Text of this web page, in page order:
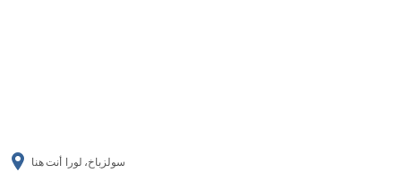
أنت هنا سولزباخ، لورا